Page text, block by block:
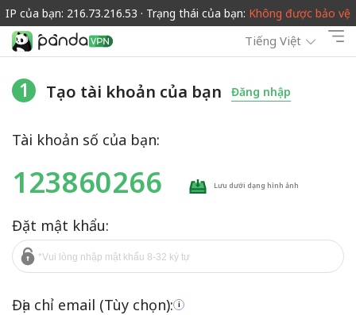
IP của bạn: 216.73.216.53 · Trạng thái của bạn: Không được bảo vệ
Tiếng Việt
1 Tạo tài khoản của bạn Đăng nhập
Tài khoản số của bạn:
123860266 Lưu dưới dạng hình ảnh
Đặt mật khẩu:
Địa chỉ email (Tùy chọn): i